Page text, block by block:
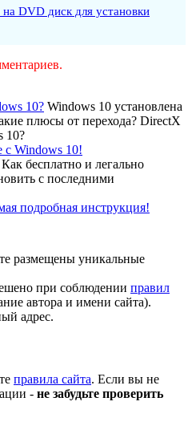
DVD диск для установки
10? Windows 10 установлена
плюсы от перехода? DirectX
10?
Как бесплатно и легально
с последними
размещены уникальные
при соблюдении правил
автора и имени сайта).
.
правила сайта. Если вы не
- не забудьте проверить